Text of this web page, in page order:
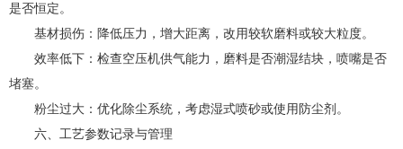
是否恒定。
基材损伤：降低压力，增大距离，改用较软磨料或较大粒度。
效率低下：检查空压机供气能力，磨料是否潮湿结块，喷嘴是否
堵塞。
粉尘过大：优化除尘系统，考虑湿式喷砂或使用防尘剂。
六、工艺参数记录与管理